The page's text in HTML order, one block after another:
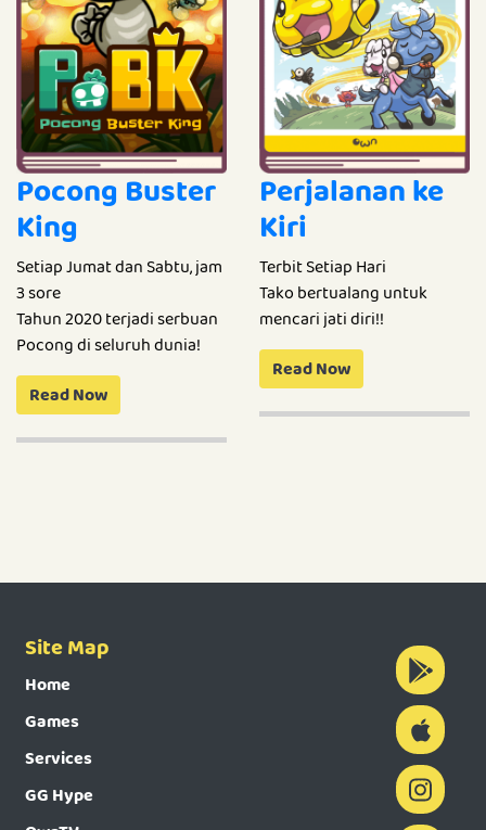
Pocong Buster
King
Setiap Jumat dan Sabtu, jam
3 sore
Tahun 2020 terjadi serbuan
Pocong di seluruh dunia!
Read Now
Perjalanan ke
Kiri
Terbit Setiap Hari
Tako bertualang untuk
mencari jati diri!!
Read Now
Site Map
Home
Games
Services
GG Hype